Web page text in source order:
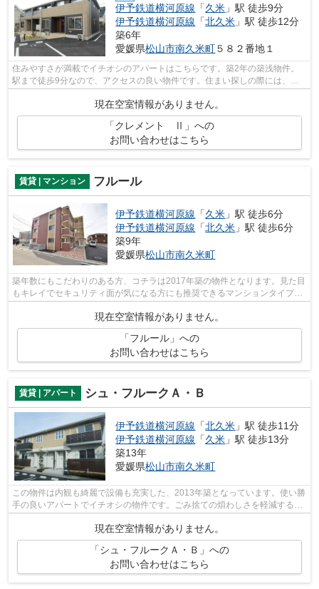
伊予鉄道横河原線 「久米 」駅 徒歩9分
伊予鉄道横河原線 「北久米 」駅 徒歩12分
築6年
愛媛県松山市南久米町５８２番地１
住みやすさが満載でイチオシのアパートはこちらです。築2年の築浅物件。
駅まで徒歩9分なので、アクセスの良い物件です。住まい探しの際には、実
現在空室情報がありません。
「クレメント Ⅱ」への
お問い合わせはこちら
賃貸 | マンション フルール
伊予鉄道横河原線 「久米 」駅 徒歩6分
伊予鉄道横河原線 「北久米 」駅 徒歩6分
築9年
愛媛県松山市南久米町
築年数にもこだわりのある方、コチラは2017年築の物件となります。見た目
もキレイでセキュリティ面が気になる方にも推奨できるマンションタイプの
物件です。徒歩でも駅へのアクセスが...
現在空室情報がありません。
「フルール」への
お問い合わせはこちら
賃貸 | アパート シュ・フルークＡ・Ｂ
伊予鉄道横河原線 「北久米 」駅 徒歩11分
伊予鉄道横河原線 「久米 」駅 徒歩13分
築13年
愛媛県松山市南久米町
この物件は内観も綺麗で設備も充実した、2013年築となっています。使い勝
手の良いアパートでイチオシの物件です。ごみ捨ての煩わしさを軽減するの
現在空室情報がありません。
「シュ・フルークＡ・Ｂ」への
お問い合わせはこちら